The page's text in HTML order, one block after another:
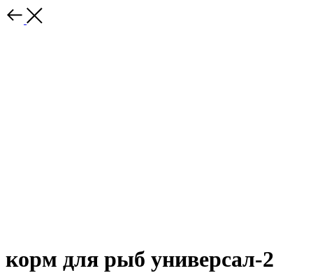
корм для рыб универсал-2